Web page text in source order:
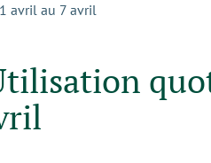
avril au 7 avril